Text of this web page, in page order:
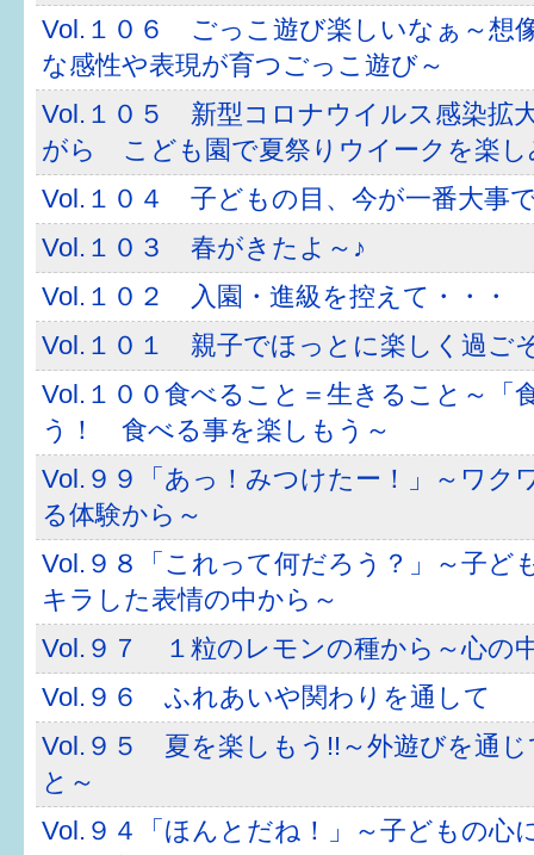
Vol.１０６ ごっこ遊び楽しいなぁ～想
な感性や表現が育つごっこ遊び～
Vol.１０５ 新型コロナウイルス感染拡
がら こども園で夏祭りウイークを楽し
Vol.１０４ 子どもの目、今が一番大事
Vol.１０３ 春がきたよ～♪
Vol.１０２ 入園・進級を控えて・・・
Vol.１０１ 親子でほっとに楽しく過ご
Vol.１００食べること＝生きること～「
う！ 食べる事を楽しもう～
Vol.９９「あっ！みつけたー！」～ワク
る体験から～
Vol.９８「これって何だろう？」～子ど
キラした表情の中から～
Vol.９７ １粒のレモンの種から～心の
Vol.９６ ふれあいや関わりを通して
Vol.９５ 夏を楽しもう!!～外遊びを通
と～
Vol.９４「ほんとだね！」～子どもの心